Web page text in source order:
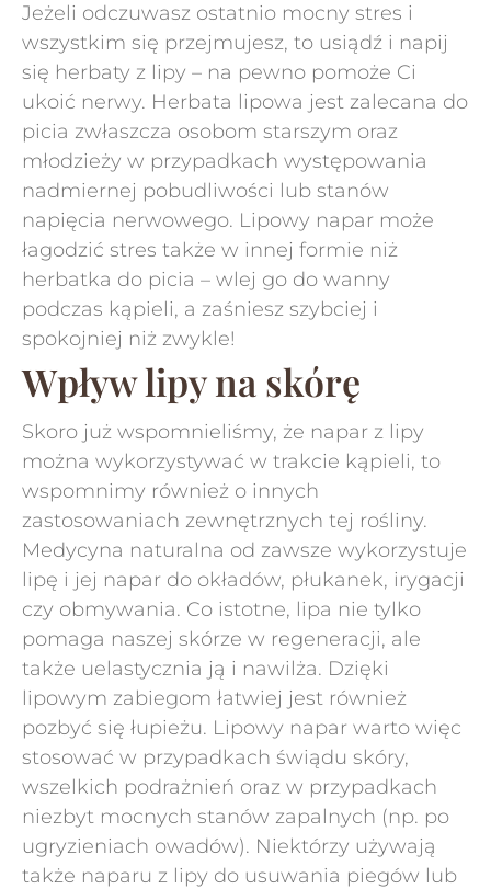
Jeżeli odczuwasz ostatnio mocny stres i
wszystkim się przejmujesz, to usiądź i napij
się herbaty z lipy – na pewno pomoże Ci
ukoić nerwy. Herbata lipowa jest zalecana do
picia zwłaszcza osobom starszym oraz
młodzieży w przypadkach występowania
nadmiernej pobudliwości lub stanów
napięcia nerwowego. Lipowy napar może
łagodzić stres także w innej formie niż
herbatka do picia – wlej go do wanny
podczas kąpieli, a zaśniesz szybciej i
spokojniej niż zwykle!
Wpływ lipy na skórę
Skoro już wspomnieliśmy, że napar z lipy
można wykorzystywać w trakcie kąpieli, to
wspomnimy również o innych
zastosowaniach zewnętrznych tej rośliny.
Medycyna naturalna od zawsze wykorzystuje
lipę i jej napar do okładów, płukanek, irygacji
czy obmywania. Co istotne, lipa nie tylko
pomaga naszej skórze w regeneracji, ale
także uelastycznia ją i nawilża. Dzięki
lipowym zabiegom łatwiej jest również
pozbyć się łupieżu. Lipowy napar warto więc
stosować w przypadkach świądu skóry,
wszelkich podrażnień oraz w przypadkach
niezbyt mocnych stanów zapalnych (np. po
ugryzieniach owadów). Niektórzy używają
także naparu z lipy do usuwania piegów lub